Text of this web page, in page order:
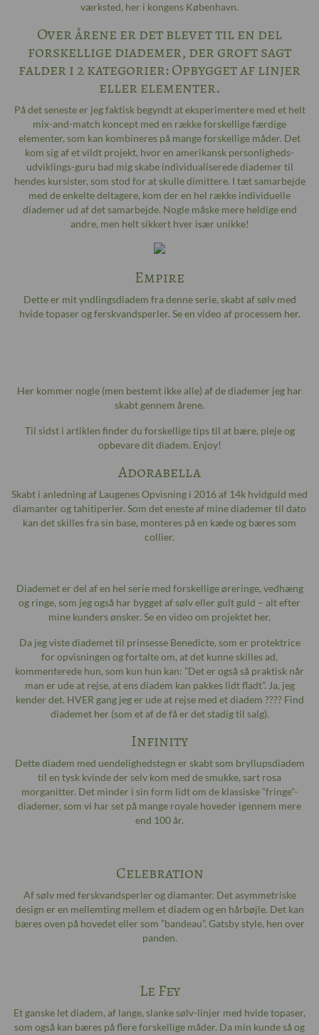
værksted, her i kongens København.
Over årene er det blevet til en del
forskellige diademer, der groft sagt
falder i 2 kategorier: Opbygget af linjer
eller elementer.
På det seneste er jeg faktisk begyndt at eksperimentere med et helt
mix-and-match koncept med en række forskellige færdige
elementer, som kan kombineres på mange forskellige måder. Det
kom sig af et vildt projekt, hvor en amerikansk personligheds-
udviklings-guru bad mig skabe individualiserede diademer til
hendes kursister, som stod for at skulle dimittere. I tæt samarbejde
med de enkelte deltagere, kom der en hel række individuelle
diademer ud af det samarbejde. Nogle måske mere heldige end
andre, men helt sikkert hver især unikke!
Empire
Dette er mit yndlingsdiadem fra denne serie, skabt af sølv med
hvide topaser og ferskvandsperler. Se en video af processem her.
Her kommer nogle (men bestemt ikke alle) af de diademer jeg har
skabt gennem årene.
Til sidst i artiklen finder du forskellige tips til at bære, pleje og
opbevare dit diadem. Enjoy!
Adorabella
Skabt i anledning af Laugenes Opvisning i 2016 af 14k hvidguld med
diamanter og tahitiperler. Som det eneste af mine diademer til dato
kan det skilles fra sin base, monteres på en kæde og bæres som
collier.
Diademet er del af en hel serie med forskellige øreringe, vedhæng
og ringe, som jeg også har bygget af sølv eller gult guld – alt efter
mine kunders ønsker. Se en video om projektet her.
Da jeg viste diademet til prinsesse Benedicte, som er protektrice
for opvisningen og fortalte om, at det kunne skilles ad,
kommenterede hun, som kun hun kan: ”Det er også så praktisk når
man er ude at rejse, at ens diadem kan pakkes lidt fladt”. Ja, jeg
kender det. HVER gang jeg er ude at rejse med et diadem ???? Find
diademet her (som et af de få er det stadig til salg).
Infinity
Dette diadem med uendelighedstegn er skabt som bryllupsdiadem
til en tysk kvinde der selv kom med de smukke, sart rosa
morganitter. Det minder i sin form lidt om de klassiske ”fringe”-
diademer, som vi har set på mange royale hoveder igennem mere
end 100 år.
Celebration
Af sølv med ferskvandsperler og diamanter. Det asymmetriske
design er en mellemting mellem et diadem og en hårbøjle. Det kan
bæres oven på hovedet eller som ”bandeau”, Gatsby style, hen over
panden.
Le Fey
Et ganske let diadem, af lange, slanke sølv-linjer med hvide topaser,
som også kan bæres på flere forskellige måder. Da min kunde så og